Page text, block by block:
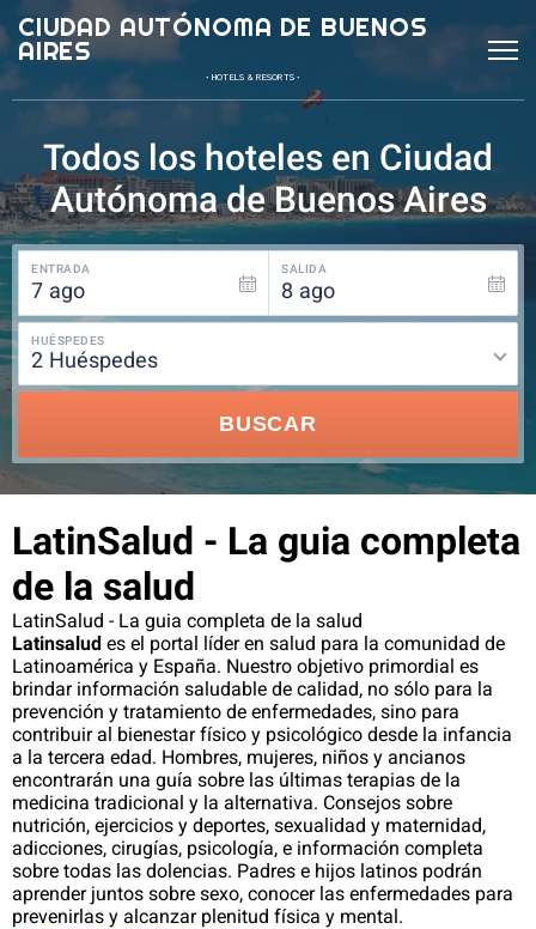
CIUDAD AUTÓNOMA DE BUENOS
AIRES
• HOTELS & RESORTS •
Todos los hoteles en Ciudad
Autónoma de Buenos Aires
ENTRADA
7 ago
SALIDA
8 ago
HUÉSPEDES
2 huéspedes
BUSCAR
LatinSalud - La guia completa
de la salud
LatinSalud - La guia completa de la salud
Latinsalud es el portal líder en salud para la comunidad de
Latinoamérica y España. Nuestro objetivo primordial es
brindar información saludable de calidad, no sólo para la
prevención y tratamiento de enfermedades, sino para
contribuir al bienestar físico y psicológico desde la infancia
a la tercera edad. Hombres, mujeres, niños y ancianos
encontrarán una guía sobre las últimas terapias de la
medicina tradicional y la alternativa. Consejos sobre
nutrición, ejercicios y deportes, sexualidad y maternidad,
adicciones, cirugías, psicología, e información completa
sobre todas las dolencias. Padres e hijos latinos podrán
aprender juntos sobre sexo, conocer las enfermedades para
prevenirlas y alcanzar plenitud física y mental.